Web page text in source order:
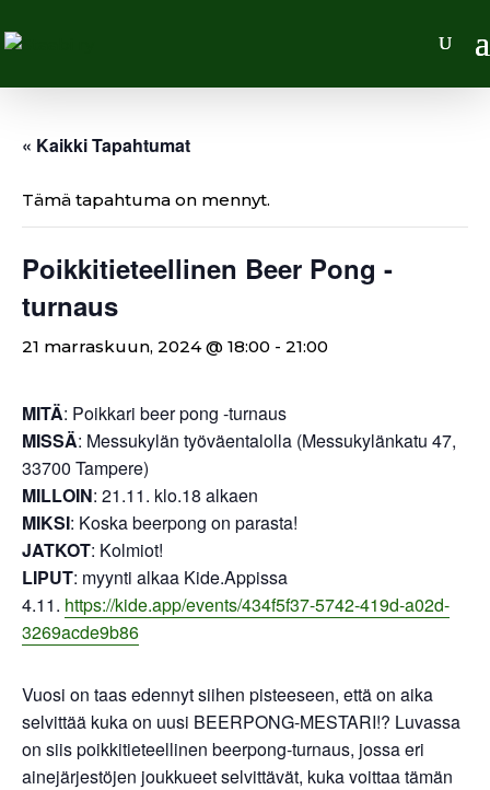
« Kaikki Tapahtumat
Tämä tapahtuma on mennyt.
Poikkitieteellinen Beer Pong -
turnaus
21 marraskuun, 2024 @ 18:00 - 21:00
MITÄ: Poikkari beer pong -turnaus
MISSÄ: Messukylän työväentalolla (Messukylänkatu 47,
33700 Tampere)
MILLOIN: 21.11. klo.18 alkaen
MIKSI: Koska beerpong on parasta!
JATKOT: Kolmiot!
LIPUT: myynti alkaa Kide.Appissa
4.11. https://kide.app/events/434f5f37-5742-419d-a02d-
3269acde9b86
Vuosi on taas edennyt siihen pisteeseen, että on aika
selvittää kuka on uusi BEERPONG-MESTARI!? Luvassa
on siis poikkitieteellinen beerpong-turnaus, jossa eri
ainejärjestöjen joukkueet selvittävät, kuka voittaa tämän